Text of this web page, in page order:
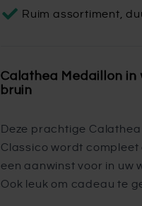
Ruim assortiment,
Calathea Medaillon in
bruin
Deze prachtige
Classico wordt
een aanwinst voor in uw
Ook leuk om cadeau te